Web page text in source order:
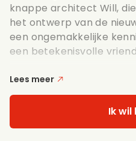
knappe architect Will,
het ontwerp van de
een ongemakkelijke
een betekenisvolle
Lees meer
Ik wil